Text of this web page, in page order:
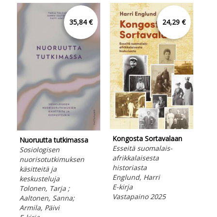
35,84 €
Nuoruutta tutkimassa
Sosiologisen
nuorisotutkimuksen
käsitteitä ja
keskusteluja
Tolonen, Tarja ;
Aaltonen, Sanna;
Armila, Päivi
24,29 €
Kongosta Sortavalaan
Esseitä suomalais-
afrikkalaisesta
historiasta
Englund, Harri
E-kirja
Vastapaino 2025